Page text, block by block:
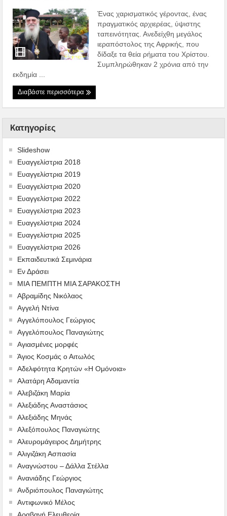
Ένας χαρισματικός γέροντας, ένας
πραγματικός αρχιερέας, ύψιστης
ταπεινότητας. Ανεδείχθη μεγάλος
ιεραπόστολος της Αφρικής, που
δίδαξε τα θεία ρήματα του Χρίστου.
Συμπληρώθηκαν 2 χρόνια από την
εκδημία ...
Διαβάστε περισσότερα
Kατηγορίες
Slideshow
Ευαγγελίστρια 2018
Ευαγγελίστρια 2019
Ευαγγελίστρια 2020
Ευαγγελίστρια 2022
Ευαγγελίστρια 2023
Ευαγγελίστρια 2024
Ευαγγελίστρια 2025
Ευαγγελίστρια 2026
Εκπαιδευτικά Σεμινάρια
Εν Δράσει
ΜΙΑ ΠΕΜΠΤΗ ΜΙΑ ΣΑΡΑΚΟΣΤΗ
Αβραμίδης Νικόλαος
Αγγελή Ντίνα
Αγγελόπουλος Γεώργιος
Αγγελόπουλος Παναγιώτης
Αγιασμένες μορφές
Άγιος Κοσμάς ο Αιτωλός
Αδελφότητα Κρητών «Η Ομόνοια»
Αλατάρη Αδαμαντία
Αλεβιζάκη Μαρία
Αλεξιάδης Αναστάσιος
Αλεξιάδης Μηνάς
Αλεξόπουλος Παναγιώτης
Αλευρομάγειρος Δημήτρης
Αλιγιζάκη Ασπασία
Αναγνώστου – Δάλλα Στέλλα
Ανανιάδης Γεώργιος
Ανδριόπουλος Παναγιώτης
Αντιφωνικό Μέλος
Αραβανή Ελευθερία